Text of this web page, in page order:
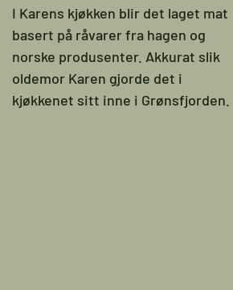
I Karens kjøkken blir det laget mat
basert på råvarer fra hagen og
norske produsenter. Akkurat slik
oldemor Karen gjorde det i
kjøkkenet sitt inne i Grønsfjorden.